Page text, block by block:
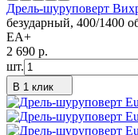
Дрель-шуруповерт
безударный, 400/1400
ЕА+
2 690 p.
шт.
В 1 клик